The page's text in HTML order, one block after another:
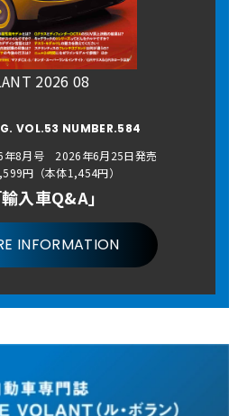
2026 08
VOL.53 NUMBER.584
年8月号 2026年6月25日発売
円（本体1,454円）
輸入車Q&A」
INFORMATION